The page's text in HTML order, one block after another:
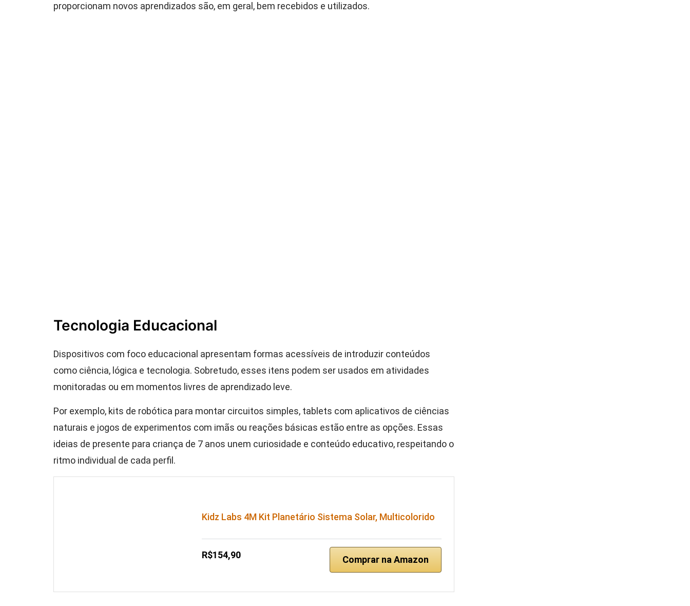
proporcionam novos aprendizados são, em geral, bem recebidos e utilizados.
Tecnologia Educacional
Dispositivos com foco educacional apresentam formas acessíveis de introduzir conteúdos
como ciência, lógica e tecnologia. Sobretudo, esses itens podem ser usados em atividades
monitoradas ou em momentos livres de aprendizado leve.
Por exemplo, kits de robótica para montar circuitos simples, tablets com aplicativos de ciências
naturais e jogos de experimentos com imãs ou reações básicas estão entre as opções. Essas
ideias de presente para criança de 7 anos unem curiosidade e conteúdo educativo, respeitando o
ritmo individual de cada perfil.
Kidz Labs 4M Kit Planetário Sistema Solar, Multicolorido
R$154,90 Comprar na Amazon